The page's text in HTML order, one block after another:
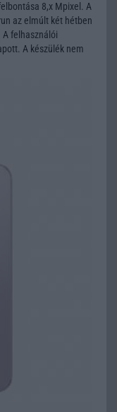
8,x Mpixel. A
az elmúlt két hétben
felhasználói
A készülék nem